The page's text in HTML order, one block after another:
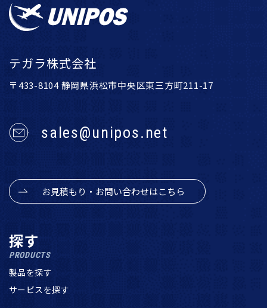
テガラ株式会社
〒433-8104 静岡県浜松市中央区東三方町211-17
sales@unipos.net
お見積もり・お問い合わせはこちら
探す
PRODUCTS
製品を探す
サービスを探す